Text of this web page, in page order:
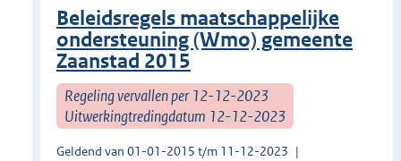
Beleidsregels maatschappelijke
ondersteuning (Wmo) gemeente
Zaanstad 2015
Regeling vervallen per 12-12-2023
Uitwerkingtredingdatum 12-12-2023
Geldend van 01-01-2015 t/m 11-12-2023